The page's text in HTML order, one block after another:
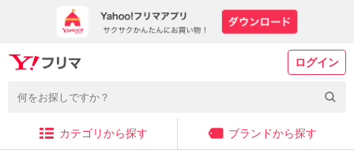
ログイン
カテゴリから探す ブランドから探す